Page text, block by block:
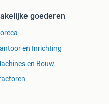
goederen
en Inrichting
en Bouw